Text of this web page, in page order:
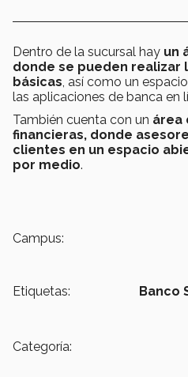
Dentro de la sucursal hay un
donde se pueden realizar
básicas , así como un
las aplicaciones de banca en
También cuenta con un área
financieras, donde
clientes en un espacio
por medio.
Campus:
Etiquetas: Banco
Categoría: